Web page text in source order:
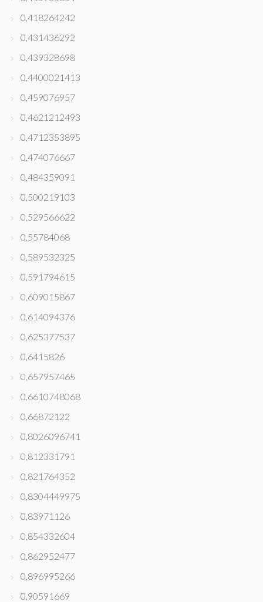
0,418264242
0,431436292
0,439328698
0,4400021413
0,459076957
0,4621212493
0,4712353895
0,474076667
0,484359091
0,500219103
0,529566622
0,55784068
0,589532325
0,591794615
0,609015867
0,614094376
0,625377537
0,6415826
0,657957465
0,6610748068
0,66872122
0,8026096741
0,812331791
0,821764352
0,8304449975
0,83971126
0,854332604
0,862952477
0,896995266
0,90591669